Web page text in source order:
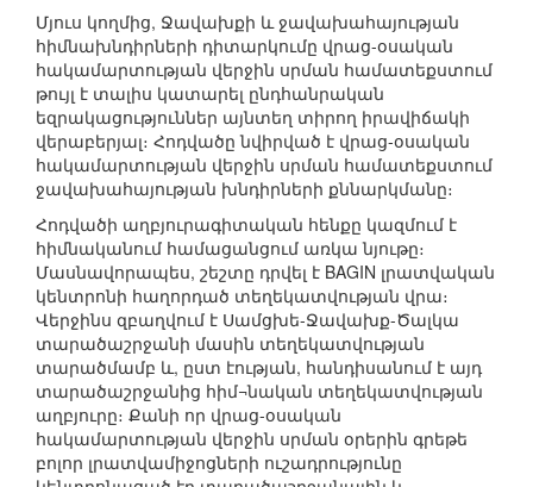
Մյուս կողմից, Ջավախքի և ջավախահայության
հիմնախնդիրների դիտարկումը վրաց-օսական
հակամարտության վերջին սրման համատեքստում
թույլ է տալիս կատարել ընդհանրական
եզրակացություններ այնտեղ տիրող իրավիճակի
վերաբերյալ։ Հոդվածը նվիրված է վրաց-օսական
հակամարտության վերջին սրման համատեքստում
ջավախահայության խնդիրների քննարկմանը։
Հոդվածի աղբյուրագիտական հենքը կազմում է
հիմնականում համացանցում առկա նյութը։
Մասնավորապես, շեշտը դրվել է BAGIN լրատվական
կենտրոնի հաղորդած տեղեկատվության վրա։
Վերջինս զբաղվում է Սամցխե-Ջավախք-Ծալկա
տարածաշրջանի մասին տեղեկատվության
տարածմամբ և, ըստ էության, հանդիսանում է այդ
տարածաշրջանից հիմ¬նական տեղեկատվության
աղբյուրը։ Քանի որ վրաց-օսական
հակամարտության վերջին սրման օրերին գրեթե
բոլոր լրատվամիջոցների ուշադրությունը